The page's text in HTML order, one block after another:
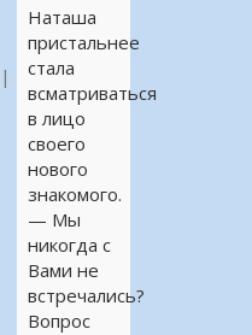
Наташа
пристальнее
стала
всматриваться
в лицо
своего
нового
знакомого.
— Мы
никогда с
Вами не
встречались?
Вопрос
|